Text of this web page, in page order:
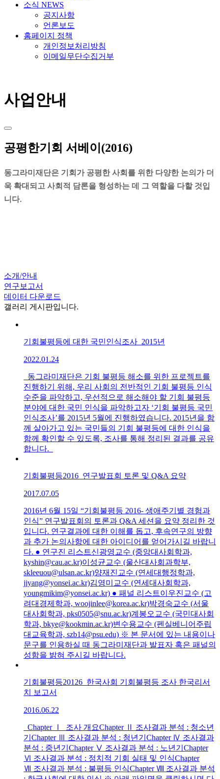
소식 NEWS
공지사항
언론보도
홈페이지 정책
개인정보처리방침
이메일무단수집거부
사업안내
공평한기회 서베이(2016)
동그라미재단은 기회가 공평한 사회를 위한 다양한 논의가 더
욱 확대되고 사회적 담론을 형성하는 데 그 역할을 다할 것입
니다.
소개/안내
연구보고서
데이터 다운로드
갤러리 게시판입니다.
기회불평등에 대한 국민인식조사_2015년
2022.01.24
동그라미재단은 기회 불평등 해소를 위한 프로젝트를
진행하기 위해, 우리 사회의 전반적인 기회 불평등 인식
수준을 파악하고, 우선적으로 해소해야 할 기회 불평등
분야에 대한 국민 인식을 파악하고자 ‘기회 불평등 국민
인식조사’를 2015년 5월에 진행하였습니다. 2015년을 함
께 살아가고 있는 국민들의 기회 불평등에 대한 인식을
함께 확인할 수 있도록, 조사를 통해 정리된 결과를 공유
합니다.
기회불평등2016_연구발표회 토론 및 Q&A 요약
2017.07.05
2016년 6월 15일 “기회불평등 2016- 생애주기별 경험과
인식” 연구발표회의 토론과 Q&A 세션을 요약 정리한 것
입니다. 연구결과에 대한 이해를 돕고, 후속연구의 방향
과 추가 논의사항에 대한 아이디어를 얻어가시길 바랍니
다. ● 연구진 리스트신광영교수 (중앙대사회학과,
kyshin@cau.ac.kr)이성균교수 (울산대사회과학부,
skleeuou@ulsan.ac.kr)양재진교수 (연세대행정학과,
jjyang@yonsei.ac.kr)김영미교수 (연세대사회학과,
youngmikim@yonsei.ac.kr) ● 패널 리스트이우진교수 (고
려대경제학과, woojinlee@korea.ac.kr)박경숙교수 (서울
대사회학과, pks0505@snu.ac.kr)계봉오교수 (국민대사회
학과, bkye@kookmin.ac.kr)변수용교수 (펜실베니어주립
대교육학과, szb14@psu.edu) ※ 본 문서에 있는 내용이나
문구를 인용하실 때 동그라미재단과 발표자 혹은 패널의
성함을 밝혀 주시길 바랍니다.
기회불평등20126_한국사회 기회불평등 조사 한국리서
치 보고서
2016.06.22
Chapter Ⅰ 조사 개요Chapter Ⅱ 조사결과 분석 : 청소년
기Chapter Ⅲ 조사결과 분석 : 청년기Chapter Ⅳ 조사결과
분석 : 중년기Chapter Ⅴ 조사결과 분석 : 노년기Chapter
Ⅵ 조사결과 분석 : 정치적 기회 실태 및 인식Chapter
Ⅶ 조사결과 분석 : 불평등 인식Chapter Ⅷ 조사결과 분석